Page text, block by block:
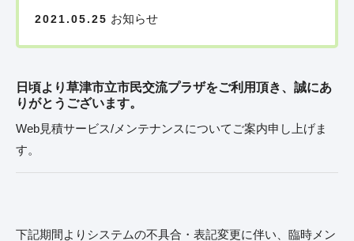
2021.05.25 お知らせ
日頃より草津市立市民交流プラザをご利用頂き、誠にあ
りがとうございます。
Web見積サービス/メンテナンスについてご案内申し上げま
す。
下記期間よりシステムの不具合・表記変更に伴い、臨時メン